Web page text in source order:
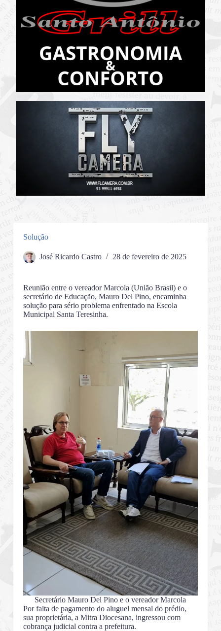
Solução
José Ricardo Castro 28 de fevereiro de 2025
Reunião entre o vereador Marcola (União Brasil) e o
secretário de Educação, Mauro Del Pino, encaminha
solução para sério problema enfrentado na Escola
Municipal Santa Teresinha.
Secretário Mauro Del Pino e o vereador Marcola
Por falta de pagamento do aluguel mensal do prédio,
sua proprietária, a Mitra Diocesana, ingressou com
cobrança judicial contra a prefeitura.